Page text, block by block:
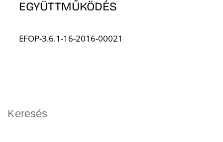
EGYÜTTMŰKÖDÉS
EFOP-3.6.1-16-2016-00021